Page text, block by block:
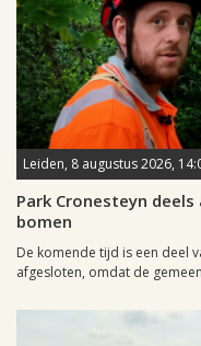
Leiden, 8 augustus 2026,
Park Cronesteyn
bomen
De komende tijd is een deel
afgesloten, omdat de